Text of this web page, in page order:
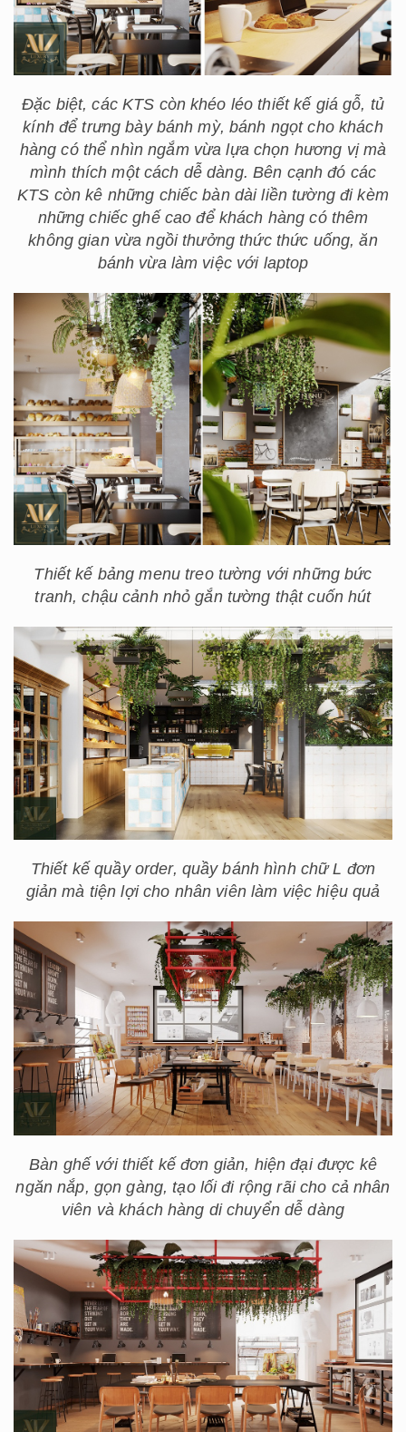
Đặc biệt, các KTS còn khéo léo thiết kế giá gỗ, tủ
kính để trưng bày bánh mỳ, bánh ngọt cho khách
hàng có thể nhìn ngắm vừa lựa chọn hương vị mà
mình thích một cách dễ dàng. Bên cạnh đó các
KTS còn kê những chiếc bàn dài liền tường đi kèm
những chiếc ghế cao để khách hàng có thêm
không gian vừa ngồi thưởng thức thức uống, ăn
bánh vừa làm việc với laptop
Thiết kế bảng menu treo tường với những bức
tranh, chậu cảnh nhỏ gắn tường thật cuốn hút
Thiết kế quầy order, quầy bánh hình chữ L đơn
giản mà tiện lợi cho nhân viên làm việc hiệu quả
Bàn ghế với thiết kế đơn giản, hiện đại được kê
ngăn nắp, gọn gàng, tạo lối đi rộng rãi cho cả nhân
viên và khách hàng di chuyển dễ dàng